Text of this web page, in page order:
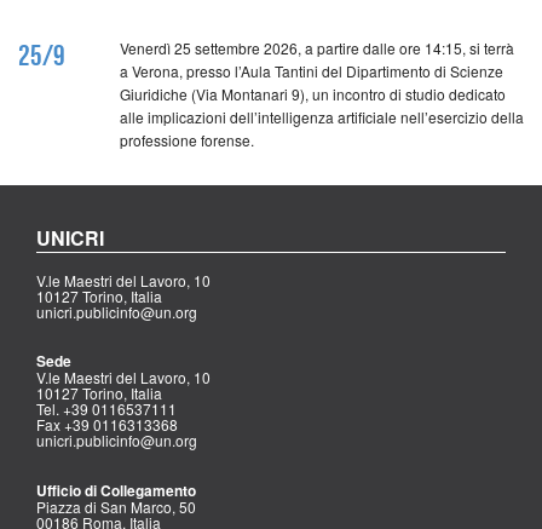
25/9
Venerdì 25 settembre 2026, a partire dalle ore 14:15, si terrà
a Verona, presso l’Aula Tantini del Dipartimento di Scienze
Giuridiche (Via Montanari 9), un incontro di studio dedicato
alle implicazioni dell’intelligenza artificiale nell’esercizio della
professione forense.
UNICRI
V.le Maestri del Lavoro, 10
10127 Torino, Italia
unicri.publicinfo@un.org
Sede
V.le Maestri del Lavoro, 10
10127 Torino, Italia
Tel. +39 0116537111
Fax +39 0116313368
unicri.publicinfo@un.org
Ufficio di Collegamento
Piazza di San Marco, 50
00186 Roma, Italia